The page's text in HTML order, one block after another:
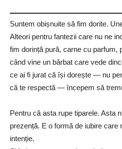
Suntem obișnuite să fim dorite.
Alteori pentru fantezii care nu ne
fim dorință pură, carne cu parfum,
când vine un bărbat care vede
ce ai fi jurat că își dorește — nu
că te respectă — începem să
Pentru că asta rupe tiparele. Asta
prezență. E o formă de iubire care
intenție.